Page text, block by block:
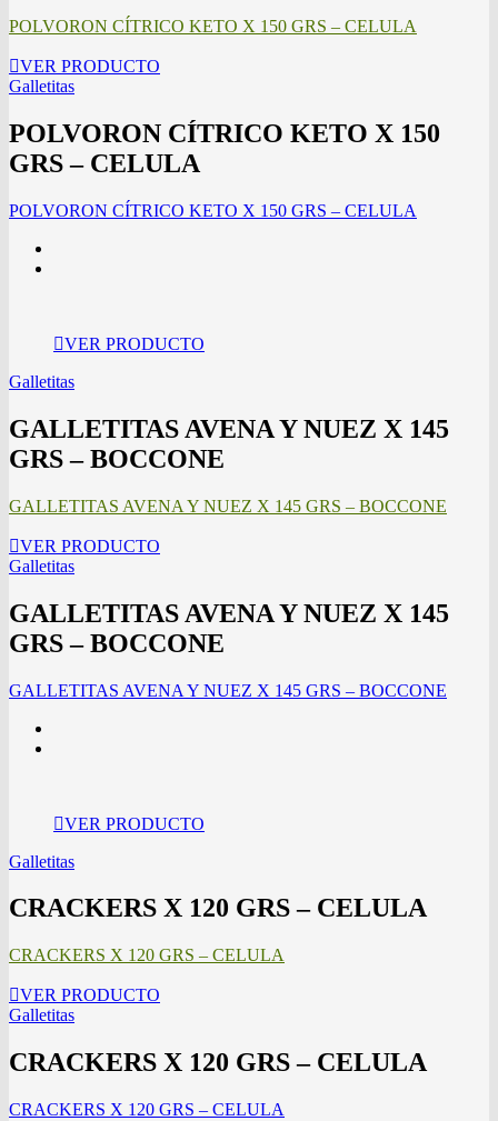
POLVORON CÍTRICO KETO X 150 GRS – CELULA
VER PRODUCTO
Galletitas
POLVORON CÍTRICO KETO X 150
GRS – CELULA
POLVORON CÍTRICO KETO X 150 GRS – CELULA
VER PRODUCTO
Galletitas
GALLETITAS AVENA Y NUEZ X 145
GRS – BOCCONE
GALLETITAS AVENA Y NUEZ X 145 GRS – BOCCONE
VER PRODUCTO
Galletitas
GALLETITAS AVENA Y NUEZ X 145
GRS – BOCCONE
GALLETITAS AVENA Y NUEZ X 145 GRS – BOCCONE
VER PRODUCTO
Galletitas
CRACKERS X 120 GRS – CELULA
CRACKERS X 120 GRS – CELULA
VER PRODUCTO
Galletitas
CRACKERS X 120 GRS – CELULA
CRACKERS X 120 GRS – CELULA